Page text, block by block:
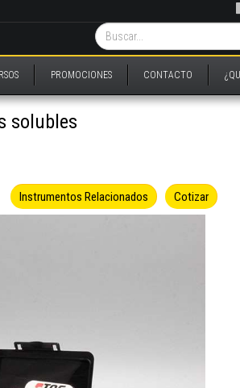
PROMOCIONES CONTACTO
solubles
Cotizar
Instrumentos Relacionados